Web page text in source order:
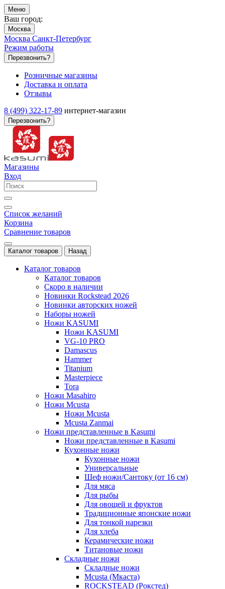
Меню
Ваш город:
Москва
Москва Санкт-Петербург
Режим работы
Перезвонить?
Розничные магазины
Доставка и оплата
Отзывы
8 (499) 322-17-89 интернет-магазин
Перезвонить?
Магазины
Вход
Список желаний
Корзина
Сравнение товаров
Каталог товаров Назад
Каталог товаров
Каталог товаров
Скоро в наличии
Новинки Rockstead 2026
Новинки авторских ножей
Наборы ножей
Ножи KASUMI
Ножи KASUMI
VG-10 PRO
Damascus
Hammer
Titanium
Masterpiece
Tora
Ножи Masahiro
Ножи Mcusta
Ножи Mcusta
Mcusta Zanmai
Ножи представленные в Kasumi
Ножи представленные в Kasumi
Кухонные ножи
Кухонные ножи
Универсальные
Шеф ножи/Сантоку (от 16 см)
Для мяса
Для рыбы
Для овощей и фруктов
Традиционные японские ножи
Для тонкой нарезки
Для хлеба
Керамические ножи
Титановые ножи
Складные ножи
Складные ножи
Mcusta (Мкаста)
ROCKSTEAD (Рокстед)